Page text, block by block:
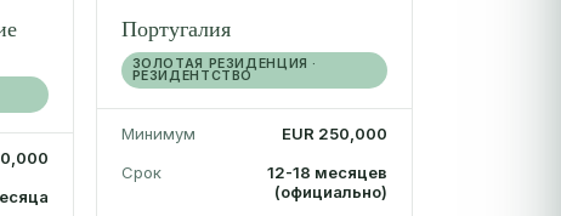
Португалия
ЗОЛОТАЯ РЕЗИДЕНЦИЯ ·
РЕЗИДЕНТСТВО
Минимум
EUR 250,000
Срок
12-18 месяцев
(официально)